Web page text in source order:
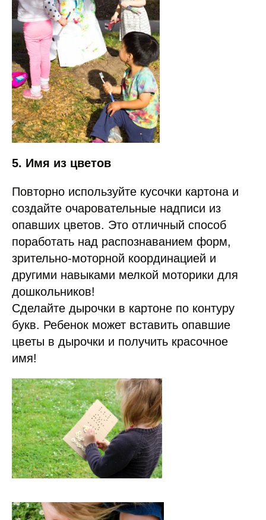
5. Имя из цветов
Повторно используйте кусочки картона и
создайте очаровательные надписи из
опавших цветов. Это отличный способ
поработать над распознаванием форм,
зрительно-моторной координацией и
другими навыками мелкой моторики для
дошкольников!
Сделайте дырочки в картоне по контуру
букв. Ребенок может вставить опавшие
цветы в дырочки и получить красочное
имя!